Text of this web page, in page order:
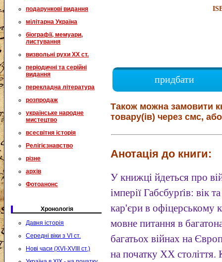
подарункові видання
мілітарна Україна
біографії, мемуари,
листування
визвольні рухи XX ст.
періодичні та серійні
видання
перекладна література
розпродаж
українське народне
мистецтво
всесвітня історія
Релігієзнавство
різне
архів
Фотоанонс
Хронологія
Давня історія
Середні віки з VI ст.
Нові часи (XVI-XVIII ст.)
придбати
Також можна замовити
товару(ів) через смс,
Анотація до книги:
У книжці йдеться про
імперії Габсбурґів: вік
кар'єри в офіцерському
мовне питання в
багатьох війнах на
на початку ХХ століття.